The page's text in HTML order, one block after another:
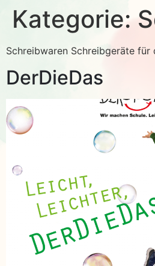
Kategorie:
Schreibwaren Schreibgeräte für
DerDieDas